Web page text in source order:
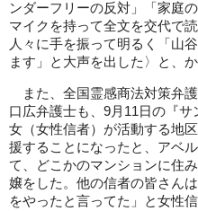
ンダーフリーの反対」「家庭
マイクを持って全文を交代で
人々に手を振って明るく「山
ます」と大声を出した〉と、
また、全国霊感商法対策弁
口広弁護士も、9月11日の『
女（女性信者）が活動する地
援することになったと、アベ
て、どこかのマンションに住
嬢をした。他の信者の皆さん
をやったと言ってた」と女性